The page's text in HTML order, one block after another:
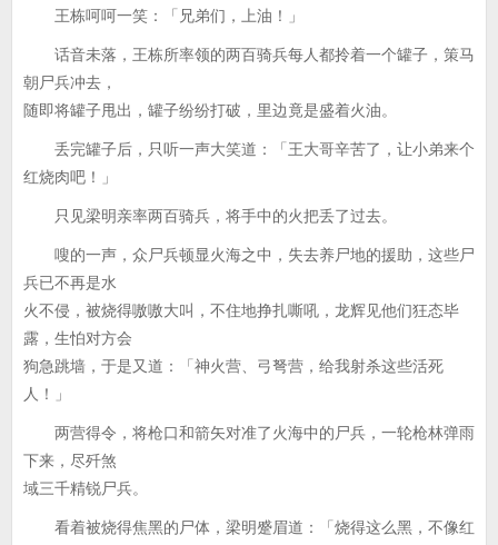
王栋呵呵一笑：「兄弟们，上油！」
话音未落，王栋所率领的两百骑兵每人都拎着一个罐子，策马
朝尸兵冲去，
随即将罐子甩出，罐子纷纷打破，里边竟是盛着火油。
丢完罐子后，只听一声大笑道：「王大哥辛苦了，让小弟来个
红烧肉吧！」
只见梁明亲率两百骑兵，将手中的火把丢了过去。
嗖的一声，众尸兵顿显火海之中，失去养尸地的援助，这些尸
兵已不再是水
火不侵，被烧得嗷嗷大叫，不住地挣扎嘶吼，龙辉见他们狂态毕
露，生怕对方会
狗急跳墙，于是又道：「神火营、弓弩营，给我射杀这些活死
人！」
两营得令，将枪口和箭矢对准了火海中的尸兵，一轮枪林弹雨
下来，尽歼煞
域三千精锐尸兵。
看着被烧得焦黑的尸体，梁明蹙眉道：「烧得这么黑，不像红